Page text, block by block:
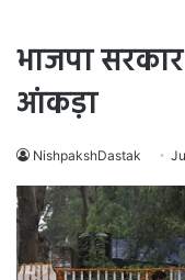
भाजपा
आंकड़ा
NishpakshDastak